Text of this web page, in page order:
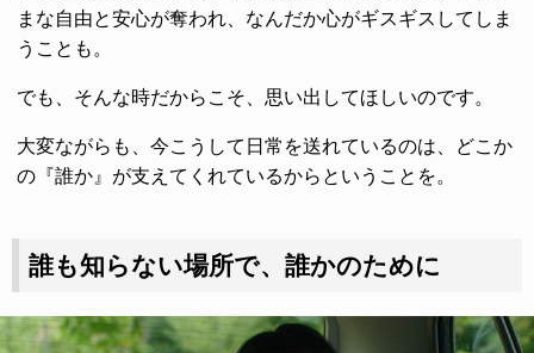
まな自由と安心が奪われ、なんだか心がギスギスしてしま
うことも。
でも、そんな時だからこそ、思い出してほしいのです。
大変ながらも、今こうして日常を送れているのは、どこか
の『誰か』が支えてくれているからということを。
誰も知らない場所で、誰かのために